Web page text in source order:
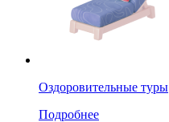
Оздоровительные туры
Подробнее